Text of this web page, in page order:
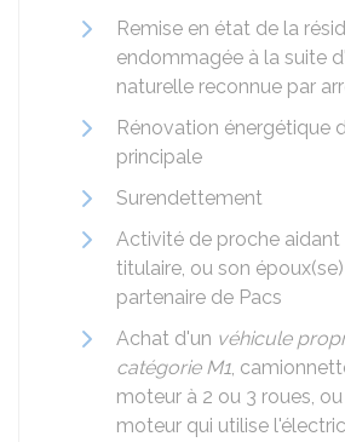
Remise en état de la
endommagée à la suite
naturelle reconnue par
Rénovation énergétique
principale
Surendettement
Activité de proche aidant
titulaire, ou son
partenaire de Pacs
Achat d'un véhicule
catégorie M1,
moteur à 2 ou 3 roues,
moteur qui utilise